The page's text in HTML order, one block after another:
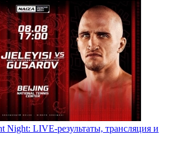
Night: LIVE-результаты, трансляция и